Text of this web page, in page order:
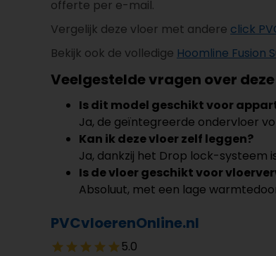
offerte per e-mail.
Vergelijk deze vloer met andere click
Bekijk ook de volledige Hoomline Fusion
Veelgestelde vragen over
Is dit model geschikt voor
Ja, de geïntegreerde ondervloer
Kan ik deze vloer zelf leggen?
Ja, dankzij het Drop lock-systeem
Is de vloer geschikt voor
Absoluut, met een lage
PVCvloerenOnline.nl
5.0